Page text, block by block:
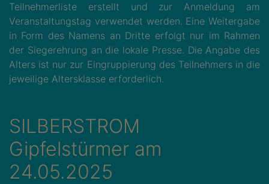
Teilnehmerliste erstellt und zur Anmeldung am
Veranstaltungstag verwendet werden. Eine Weitergabe
in Form des Namens an Dritte erfolgt nur im Rahmen
der Siegerehrung an die lokale Presse. Die Angabe des
Alters ist nur zur Eingruppierung des Teilnehmers in die
jeweilige Altersklasse erforderlich.
SILBERSTROM
Gipfelstürmer am
24.05.2025